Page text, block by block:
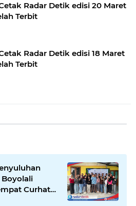
Radar Detik edisi 20 Maret
Terbit
Radar Detik edisi 18 Maret
Terbit
Boyolali
Curhat